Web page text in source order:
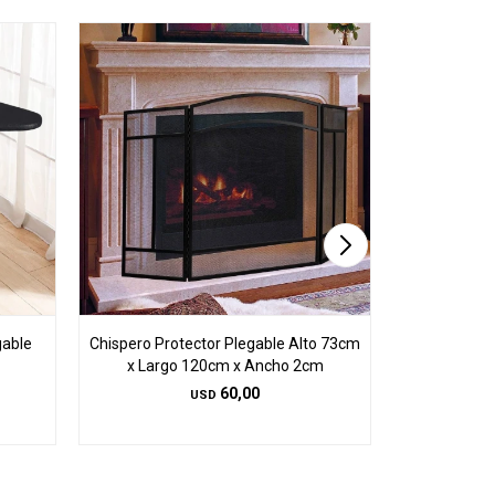
Chispero Protector Plegable Alto 73cm
x Largo 120cm x Ancho 2cm
USD 60,00